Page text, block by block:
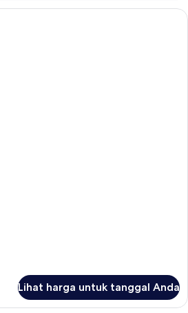
Lihat harga untuk tanggal Anda